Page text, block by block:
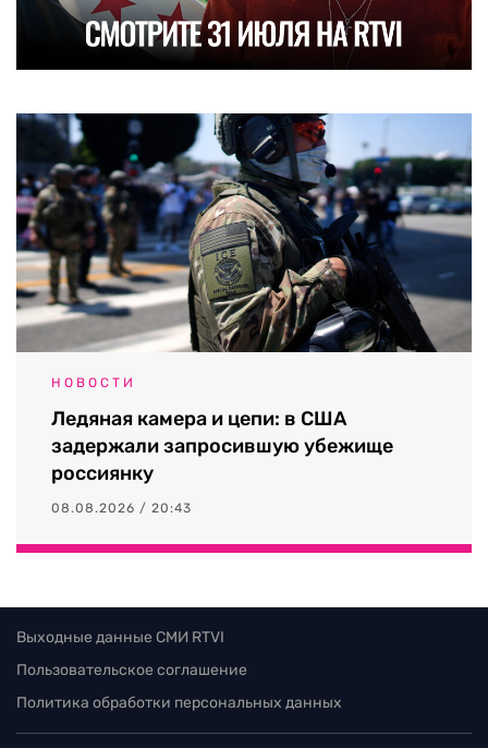
НОВОСТИ
Ледяная камера и цепи: в США
задержали запросившую убежище
россиянку
08.08.2026 / 20:43
Выходные данные СМИ RTVI
Пользовательское соглашение
Политика обработки персональных данных